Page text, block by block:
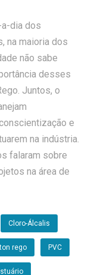
dia dos
na maioria dos
não sabe
desses
Juntos, o
e
na indústria.
falaram sobre
na área de
Cloro-Álcalis
rego PVC